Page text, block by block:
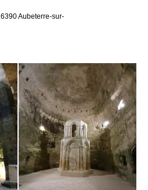
Aubeterre-sur-